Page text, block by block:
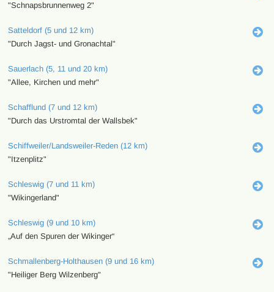
"Schnapsbrunnenweg 2"
Satteldorf (5 und 12 km)
"Durch Jagst- und Gronachtal"
Sauerlach (5, 11 und 20 km)
"Allee, Kirchen und mehr"
Schafflund (7 und 12 km)
"Durch das Urstromtal der Wallsbek"
Schiffweiler/Landsweiler-Reden (12 km)
"Itzenplitz"
Schleswig (7 und 11 km)
"Wikingerland"
Schleswig (9 und 10 km)
„Auf den Spuren der Wikinger“
Schmallenberg-Holthausen (9 und 16 km)
"Heiliger Berg Wilzenberg"